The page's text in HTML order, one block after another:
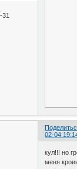
31
02-04
кул!!! но
меня